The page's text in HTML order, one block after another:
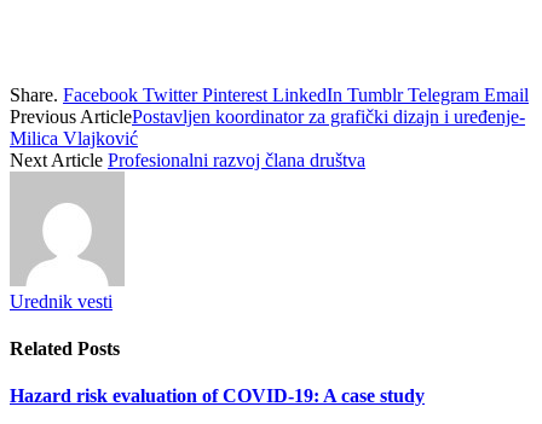
Share. Facebook Twitter Pinterest LinkedIn Tumblr Telegram Email
Previous ArticlePostavljen koordinator za grafički dizajn i uređenje-
Milica Vlajković
Next Article Profesionalni razvoj člana društva
Urednik vesti
Related Posts
Hazard risk evaluation of COVID-19: A case study